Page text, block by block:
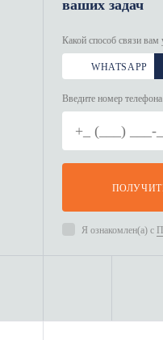
быть
блоки не
и
ваших задач
Какой способ связи вам
WHATSAPP
Введите номер телефона
Я ознакомлен(а) с